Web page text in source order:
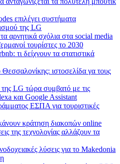
επιλέγει συστήματα
της LG
αρνητικά σχόλια στα social media
τουρίστες το 2030
τι δείχνουν τα στατιστικά
ιστοσελίδα γα τους
LG τώρα συμβατό με τις
και Google Assistant
ΕΣΠΑ για τουριστικές
κράτηση διακοπών online
της τεχνολογίας αλλάζουν τα
λύσεις για τo Makedonia